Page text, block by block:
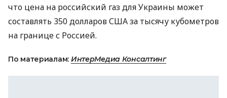
что цена на российский газ для Украины может
составлять 350 долларов США за тысячу кубометров
на границе с Россией.
По материалам: ИнтерМедиа Консалтинг